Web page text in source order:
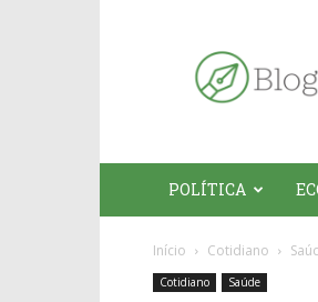
do
Farias
POLÍTICA
Início Cotidiano
Cotidiano Saúde